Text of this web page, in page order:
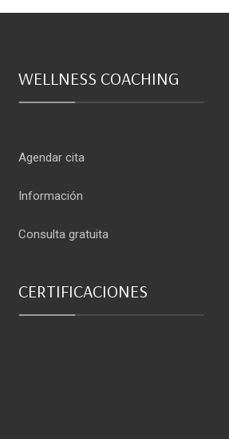
WELLNESS COACHING
Agendar cita
Información
Consulta gratuita
CERTIFICACIONES